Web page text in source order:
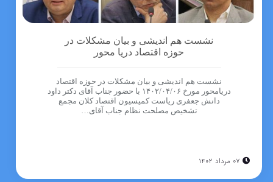
نشست هم اندیشی و بیان مشکلات در
حوزه اقتصاد دریا محور
نشست هم اندیشی و بیان مشکلات در حوزه اقتصاد
دریامحور مورخ ۱۴۰۲/۰۴/۰۶ با حضور جناب آقای دکتر داود
دانش جعفری ریاست کمیسیون اقتصاد کلان مجمع
تشخیص مصلحت نظام جناب آقای…
۰۷ مرداد ۱۴۰۲